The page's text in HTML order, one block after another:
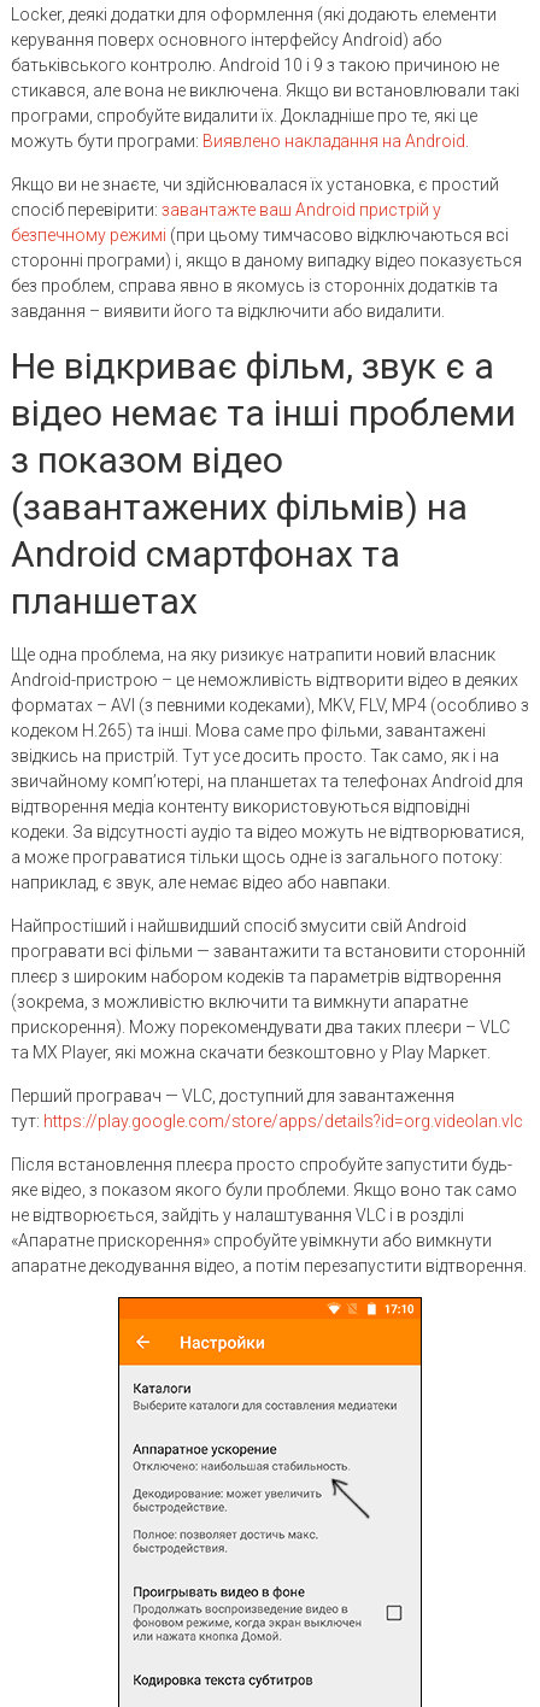
Locker, деякі додатки для оформлення (які додають елементи
керування поверх основного інтерфейсу Android) або
батьківського контролю. Android 10 і 9 з такою причиною не
стикався, але вона не виключена. Якщо ви встановлювали такі
програми, спробуйте видалити їх. Докладніше про те, які це
можуть бути програми: Виявлено накладання на Android
Якщо ви не знаєте, чи здійснювалася їх установка, є простий
спосіб перевірити: завантажте ваш Android пристрій у
безпечному режимі (при цьому тимчасово відключаються всі
сторонні програми) і, якщо в даному випадку відео показується
без проблем, справа явно в якомусь із сторонніх додатків та
завдання – виявити його та відключити або видалити.
Не відкриває фільм, звук є а
відео немає та інші проблеми
з показом відео
(завантажених фільмів) на
Android смартфонах та
планшетах
Ще одна проблема, на яку ризикує натрапити новий власник
Android-пристрою – це неможливість відтворити відео в деяких
форматах – AVI (з певними кодеками), MKV, FLV, MP4 (особливо з
кодеком H.265) та інші. Мова саме про фільми, завантажені
звідкись на пристрій. Тут усе досить просто. Так само, як і на
звичайному комп’ютері, на планшетах та телефонах Android для
відтворення медіа контенту використовуються відповідні
кодеки. За відсутності аудіо та відео можуть не відтворюватися,
а може програватися тільки щось одне із загального потоку:
наприклад, є звук, але немає відео або навпаки.
Найпростіший і найшвидший спосіб змусити свій Android
програвати всі фільми — завантажити та встановити сторонній
плеєр з широким набором кодеків та параметрів відтворення
(зокрема, з можливістю включити та вимкнути апаратне
прискорення). Можу порекомендувати два таких плеєри – VLC
та MX Player, які можна скачати безкоштовно у Play Маркет.
Перший програвач — VLC, доступний для завантаження
тут: https://play.google.com/store/apps/details?id=org.videolan.vlc
Після встановлення плеєра просто спробуйте запустити будь-
яке відео, з показом якого були проблеми. Якщо воно так само
не відтворюється, зайдіть у налаштування VLC і в розділі
«Апаратне прискорення» спробуйте увімкнути або вимкнути
апаратне декодування відео, а потім перезапустити відтворення.